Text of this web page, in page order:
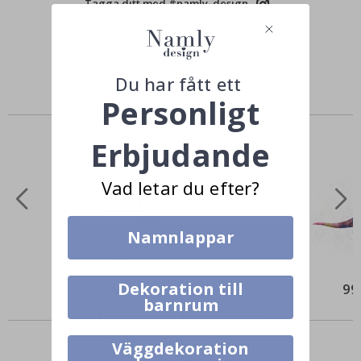
Tagga ditt med #namly_design
Andra köpte också
99,00 Kr
Liknande Produkter
Du har fått ett
Personligt
Erbjudande
Vad letar du efter?
Namnlappar
Dekoration till
barnrum
Väggdekoration